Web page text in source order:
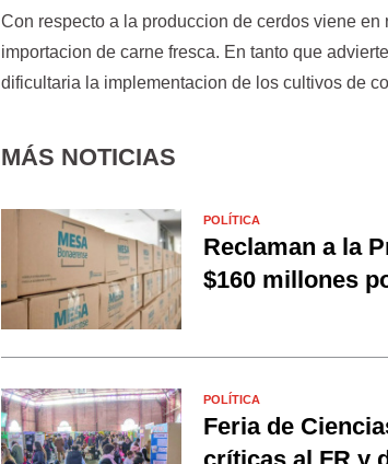
Con respecto a la produccion de cerdos viene
importacion de carne fresca. En tanto que
dificultaria la implementacion de los cultivos de
MÁS NOTICIAS
POLÍTICA
Reclaman a la
$160 millones
POLÍTICA
Feria de